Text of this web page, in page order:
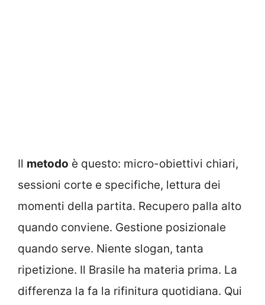
Il metodo è questo: micro-obiettivi chiari,
sessioni corte e specifiche, lettura dei
momenti della partita. Recupero palla alto
quando conviene. Gestione posizionale
quando serve. Niente slogan, tanta
ripetizione. Il Brasile ha materia prima. La
differenza la fa la rifinitura quotidiana. Qui